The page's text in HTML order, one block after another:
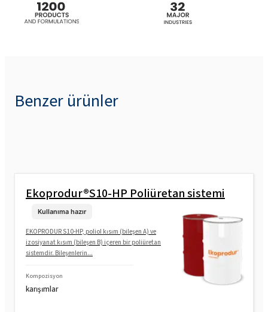
Benzer ürünler
Ekoprodur®S10-HP Poliüretan sistemi
Kullanıma hazır
EKOPRODUR S10-HP, poliol kısım (bileşen A) ve
izosiyanat kısım (bileşen B) içeren bir poliüretan
sistemdir. Bileşenlerin...
Kompozisyon
karışımlar